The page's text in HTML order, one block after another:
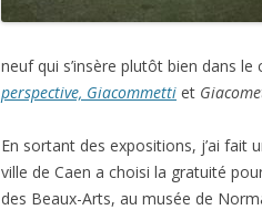
neuf qui s’insère plutôt bien dans le
perspective, Giacommetti et
En sortant des expositions, j’ai fait
ville de Caen a choisi la gratuité
des Beaux-Arts, au musée de